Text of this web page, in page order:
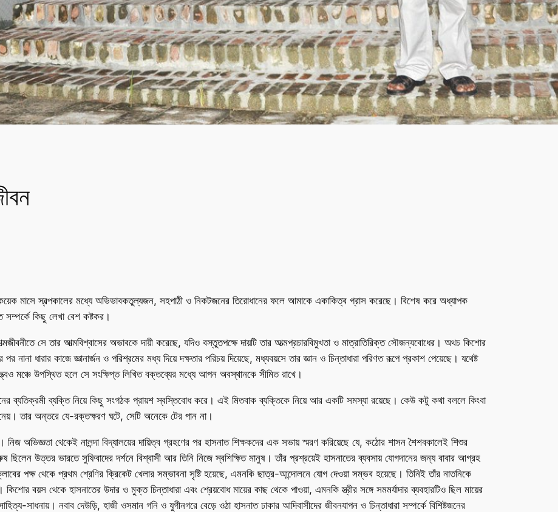
মাসে স্বল্পকালের মধ্যে অভিভাবকতুল্যজন, সহপাঠী ও নিকটজনের তিরোধানের ফলে আমাকে একাকিত্ব গ্রাস করেছে। বিশেষ করে অধ্যাপক
সম্পর্কে কিছু লেখা বেশ কষ্টকর।
সে তার আত্মবিশ্বাসের অভাবকে দায়ী করেছে, যদিও বস্তুতপক্ষে দায়টি তার আত্মপ্রচারবিমুখতা ও মাত্রাতিরিক্ত সৌজন্যবোধের। অথচ কিশোর
নানা ধারার কাজে জ্ঞানার্জন ও পরিশ্রমের মধ্য দিয়ে দক্ষতার পরিচয় দিয়েছে, মধ্যবয়সে তার জ্ঞান ও চিন্তাধারা পরিণত রূপে প্রকাশ পেয়েছে। যথেষ্ট
মঞ্চে উপস্থিত হলে সে সংক্ষিপ্ত লিখিত বক্তব্যের মধ্যে আপন অবস্থানকে সীমিত রাখে।
ব্যতিক্রমী ব্যক্তি নিয়ে কিছু সংগঠক প্রায়শ স্বস্তিবোধ করে। এই মিতবাক ব্যক্তিকে নিয়ে আর একটি সমস্যা রয়েছে। কেউ কটু কথা বললে কিংবা
তার অন্তরে যে-রক্তক্ষরণ ঘটে, সেটি অনেকে টের পান না।
অভিজ্ঞতা থেকেই নালন্দা বিদ্যালয়ের দায়িত্ব গ্রহণের পর হাসনাত শিক্ষকদের এক সভায় স্মরণ করিয়েছে যে, কঠোর শাসন শৈশবকালেই শিশুর
ছিলেন উত্তর ভারতে সুফিবাদের দর্শনে বিশ্বাসী আর তিনি নিজে স্বশিক্ষিত মানুষ। তাঁর প্রশ্রয়েই হাসনাতের ব্যবসায় যোগদানের জন্য বাবার আগ্রহ
পক্ষ থেকে প্রথম শ্রেণির ক্রিকেট খেলার সম্ভাবনা সৃষ্টি হয়েছে, এমনকি ছাত্র-আন্দোলনে যোগ দেওয়া সম্ভব হয়েছে। তিনিই তাঁর নাতনিকে
বয়স থেকে হাসনাতের উদার ও মুক্ত চিন্তাধারা এবং শ্রেয়বোধ মায়ের কাছ থেকে পাওয়া, এমনকি স্ত্রীর সঙ্গে সমমর্যাদার ব্যবহারটিও ছিল মায়ের
সাধনায়। নবাব দেউড়ি, হাজী ওসমান গনি ও যুগীনগরে বেড়ে ওঠা হাসনাত ঢাকার আদিবাসীদের জীবনযাপন ও চিন্তাধারা সম্পর্কে বিশিষ্টজনের